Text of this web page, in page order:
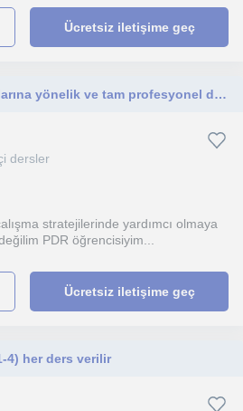
Ücretsiz iletişime geç
Derslerim ilkokul çocuklarına yönelik ve tam profesyonel değildir.
dersler
stratejilerinde yardımcı olmaya
PDR öğrencisiyim...
Ücretsiz iletişime geç
4) her ders verilir